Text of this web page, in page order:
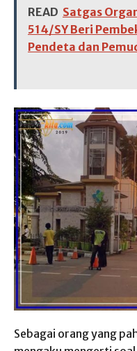
READ Satgas
514/SY Beri
Pendeta dan
Sebagai orang yang